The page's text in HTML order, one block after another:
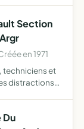
Section
en 1971
techniciens et
distractions
Du